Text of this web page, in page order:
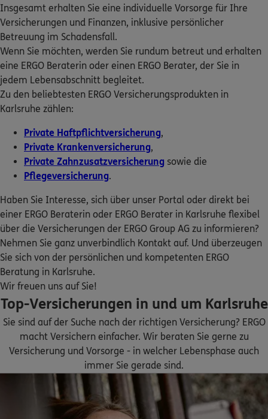
ERGO Berater finden
Kundenportal Log-in
Ralf Bielen
Ostmarkstr. 2 a 76227
Homepage besuchen
Axel Bastian
(4.7 km)
Julian Clajus
Wattstr. 1,76185 Karlsruhe(4.7 km)
Homepage besuchen
ERGO
Mehmet Ergin
Wattstr. 1,76185 Karlsruhe(4.7 km)
Homepage besuchen
Jürgen Gah
Wattstr. 1 Karlsruhe
(4.7 km)
Homepage besuchen
ERGO
Heinrich Kreuscher
Wattstr. 1 Karlsruhe(4.7 km)
Homepage besuchen
ERGO
Günter Hordos
Insgesamt erhalten Sie eine individuelle Vorsorge für Ihre
Versicherungen und Finanzen, inklusive persönlicher
Betreuung im Schadensfall.
Wenn Sie möchten, werden Sie rundum betreut und erhalten
eine ERGO Beraterin oder einen ERGO Berater, der Sie in
jedem Lebensabschnitt begleitet.
Zu den beliebtesten ERGO Versicherungsprodukten in
Karlsruhe zählen:
Private Haftpflichtversicherung,
Private Krankenversicherung,
Private Zahnzusatzversicherung sowie die
Pflegeversicherung.
Haben Sie Interesse, sich über unser Portal oder direkt bei
einer ERGO Beraterin oder ERGO Berater in Karlsruhe flexibel
über die Versicherungen der ERGO Group AG zu informieren?
Nehmen Sie ganz unverbindlich Kontakt auf. Und überzeugen
Sie sich von der persönlichen und kompetenten ERGO
Beratung in Karlsruhe.
Wir freuen uns auf Sie!
Top-Versicherungen in und um Karlsruhe
Sie sind auf der Suche nach der richtigen Versicherung? ERGO
macht Versichern einfacher. Wir beraten Sie gerne zu
Versicherung und Vorsorge - in welcher Lebensphase auch
immer Sie gerade sind.